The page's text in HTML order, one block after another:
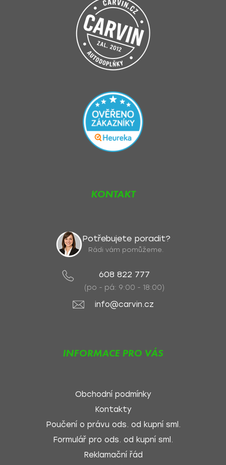
KONTAKT
Potřebujete poradit?
Rádi vám pomůžeme.
608 822 777
(po - pá: 9:00 - 18:00)
info@carvin.cz
INFORMACE PRO VÁS
Obchodní podmínky
Kontakty
Poučení o právu ods. od kupní sml.
Formulář pro ods. od kupní sml.
Reklamační řád